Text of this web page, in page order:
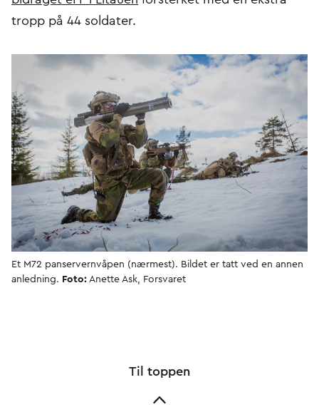
tropp på 44 soldater.
Et M72 panservernvåpen (nærmest). Bildet er tatt ved en annen
anledning. Foto: Anette Ask, Forsvaret
Til toppen